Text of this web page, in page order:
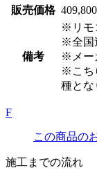
販売価格
備考
※リモ
※全国
※メー
※こち
種とな
F
この商品の
施工までの流れ